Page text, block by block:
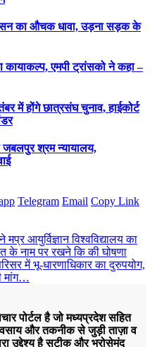
का औचक धावा, उड़ना सड़क के
कायाकल्प, एमपी ट्रांसको ने कहा –
में होंगे छात्रसंघ चुनाव, हाईकोर्ट
जबलपुर श्रम न्यायालय,
Telegram Email Copy Link
आयुर्विज्ञान विश्वविद्यालय का
के नाम पर रखने कि की घोषणा
में भू-धारणाधिकार का दुरुपयोग,
मांग…
पोर्टल है जो मध्यप्रदेश सहित
और तकनीक से जुड़ी ताज़ा व
उद्देश्य है सटीक और भरोसेमंद